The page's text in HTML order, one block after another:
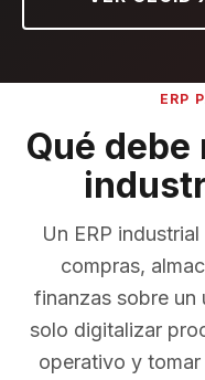
ERP
Qué debe
Un ERP
compras,
finanzas sobre un
solo digitalizar
operativo y